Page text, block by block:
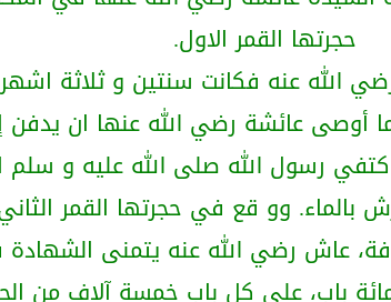
حجرتها القمر الاول.
الله عنه فكانت سنتين و ثلاثة
أوصى عائشة رضي الله عنها ان
رسول الله صلى الله عليه و سلم
بالماء. وو قع في حجرتها القمر
عاش رضي الله عنه يتمنى
على كل باب خمسة آلاف من